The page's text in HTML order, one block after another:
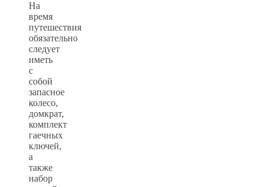
На
время
путешествия
обязательно
следует
иметь
с
собой
запасное
колесо,
домкрат,
комплект
гаечных
ключей,
а
также
набор